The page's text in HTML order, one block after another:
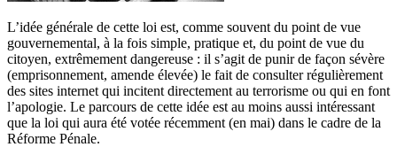
L’idée générale de cette loi est, comme souvent du point de vue
gouvernemental, à la fois simple, pratique et, du point de vue du
citoyen, extrêmement dangereuse : il s’agit de punir de façon sévère
(emprisonnement, amende élevée) le fait de consulter régulièrement
des sites internet qui incitent directement au terrorisme ou qui en font
l’apologie. Le parcours de cette idée est au moins aussi intéressant
que la loi qui aura été votée récemment (en mai) dans le cadre de la
Réforme Pénale.